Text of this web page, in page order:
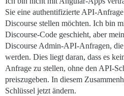
Sie eine authentifizierte API-
Discourse stellen möchten. Ich bin
Discourse-Code geschieht, aber
Discourse Admin-API-Anfragen,
werden. Dies liegt daran, dass es
Anfrage zu stellen, ohne den API-
preiszugeben. In diesem
Schlüssel jetzt ändern.